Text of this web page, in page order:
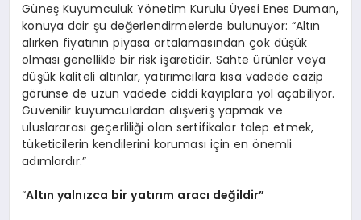
Güneş Kuyumculuk Yönetim Kurulu Üyesi Enes Duman,
konuya dair şu değerlendirmelerde bulunuyor: “Altın
alırken fiyatının piyasa ortalamasından çok düşük
olması genellikle bir risk işaretidir. Sahte ürünler veya
düşük kaliteli altınlar, yatırımcılara kısa vadede cazip
görünse de uzun vadede ciddi kayıplara yol açabiliyor.
Güvenilir kuyumculardan alışveriş yapmak ve
uluslararası geçerliliği olan sertifikalar talep etmek,
tüketicilerin kendilerini koruması için en önemli
adımlardır.”
“Altın yalnızca bir yatırım aracı değildir”